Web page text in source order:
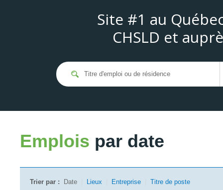
Site #1 au
CHSLD et
Emplois par date
Trier par : Date Lieux Entreprise Titre de poste